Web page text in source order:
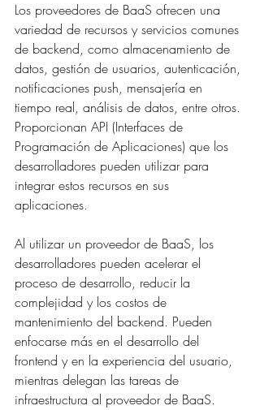
Los proveedores de BaaS ofrecen una
variedad de recursos y servicios comunes
de backend, como almacenamiento de
datos, gestión de usuarios, autenticación,
notificaciones push, mensajería en
tiempo real, análisis de datos, entre otros.
Proporcionan API (Interfaces de
Programación de Aplicaciones) que los
desarrolladores pueden utilizar para
integrar estos recursos en sus
aplicaciones.
Al utilizar un proveedor de BaaS, los
desarrolladores pueden acelerar el
proceso de desarrollo, reducir la
complejidad y los costos de
mantenimiento del backend. Pueden
enfocarse más en el desarrollo del
frontend y en la experiencia del usuario,
mientras delegan las tareas de
infraestructura al proveedor de BaaS.